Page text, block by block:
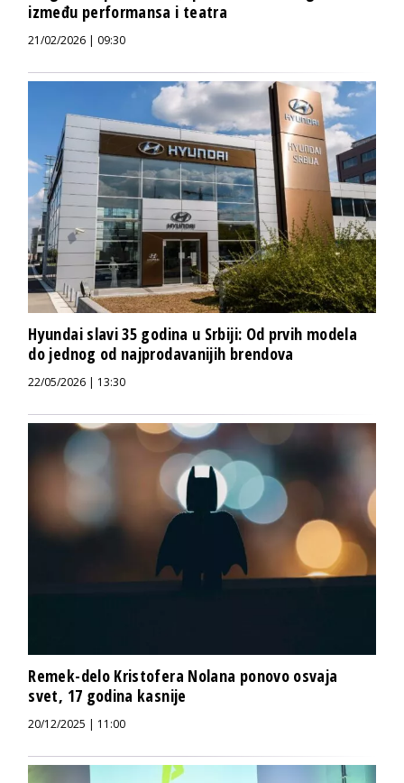
između performansa i teatra
21/02/2026 | 09:30
Hyundai slavi 35 godina u Srbiji: Od prvih modela
do jednog od najprodavanijih brendova
22/05/2026 | 13:30
Remek-delo Kristofera Nolana ponovo osvaja
svet, 17 godina kasnije
20/12/2025 | 11:00